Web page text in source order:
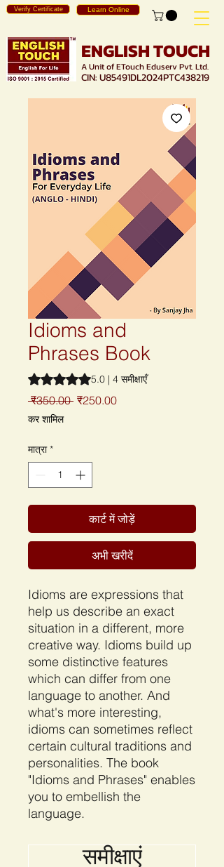
Learn Online
Verify Certificate
ENGLISH TOUCH
A Unit of ETouch Eduserv Pvt. Ltd.
CIN: U85491DL2024PTC438219
Idioms and
Phrases Book
5.0 में से 5 स्टार रेटिंग 4 समीक्षाओं के आधार पर है
5.0 | 4 समीक्षाएँ
₹350.00 नियमित
₹250.00बिक्री
कर शामिल
मात्रा *
कार्ट में जोड़ें
अभी खरीदें
Idioms are expressions that
help us describe an exact
situation in a different, more
creative way. Idioms build up
some distinctive features
which can differ from one
language to another. And
what's more interesting,
idioms can sometimes reflect
certain cultural traditions and
personalities. The book
"Idioms and Phrases" enables
you to embellish the
language.
समीक्षाएं